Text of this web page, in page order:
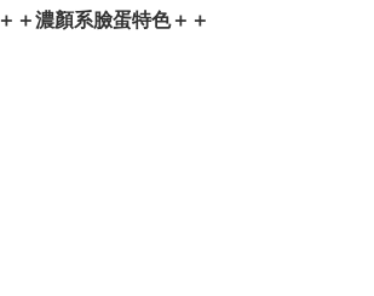
＋＋濃顏系臉蛋特色＋＋